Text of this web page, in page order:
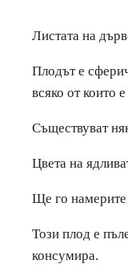
Листата на
Плодът е
всяко от които
Съществуват
Цвета на
Ще го намерите
Този плод е
консумира.